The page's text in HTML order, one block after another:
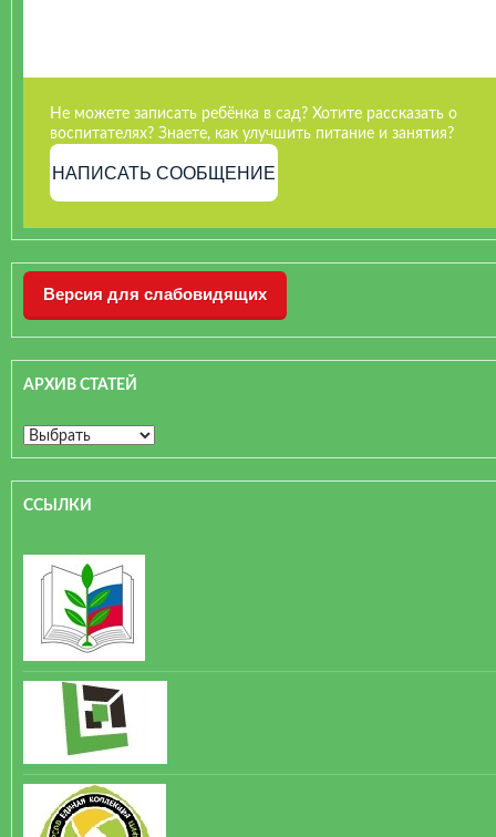
Не можете записать ребёнка в сад? Хотите рассказать о
воспитателях? Знаете, как улучшить питание и занятия?
НАПИСАТЬ СООБЩЕНИЕ
Версия для слабовидящих
АРХИВ СТАТЕЙ
ССЫЛКИ